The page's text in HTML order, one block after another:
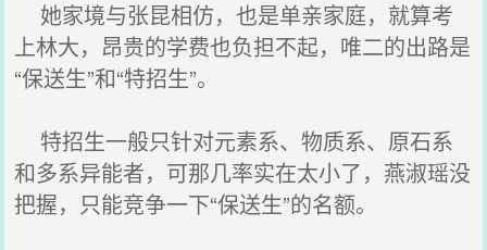
她家境与张昆相仿，也是单亲家庭，就算考
上林大，昂贵的学费也负担不起，唯二的出路是
“保送生”和“特招生”。
特招生一般只针对元素系、物质系、原石系
和多系异能者，可那几率实在太小了，燕淑瑶没
把握，只能竞争一下“保送生”的名额。